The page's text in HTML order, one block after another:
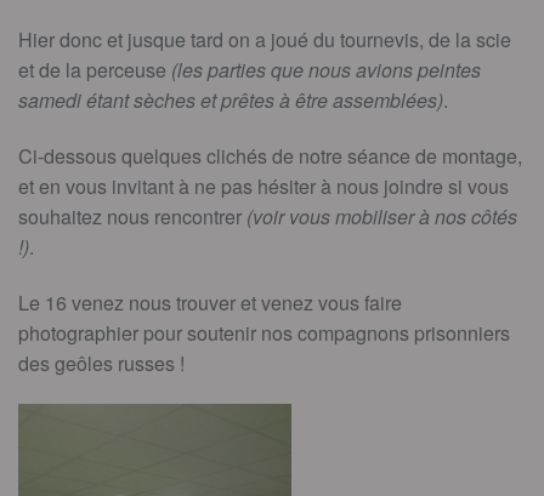
Hier donc et jusque tard on a joué du tournevis, de la scie
et de la perceuse (les parties que nous avions peintes
samedi étant sèches et prêtes à être assemblées).
Ci-dessous quelques clichés de notre séance de montage,
et en vous invitant à ne pas hésiter à nous joindre si vous
souhaitez nous rencontrer (voir vous mobiliser à nos côtés
!).
Le 16 venez nous trouver et venez vous faire
photographier pour soutenir nos compagnons prisonniers
des geôles russes !